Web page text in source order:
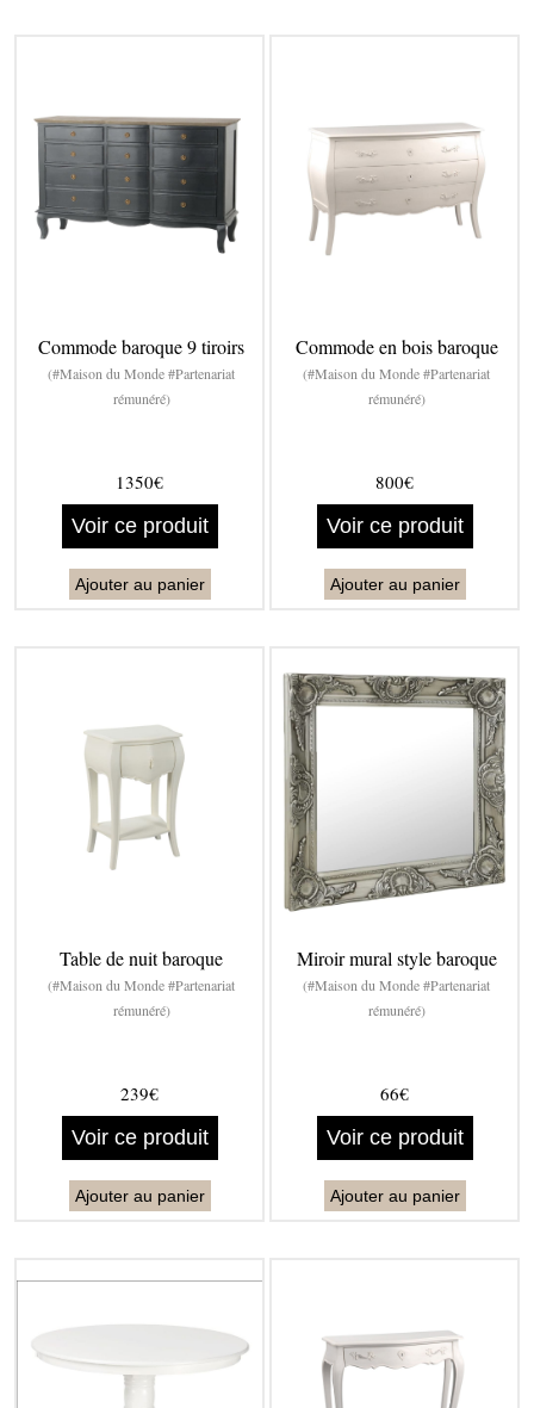
Commode baroque 9 tiroirs
(#Maison du Monde #Partenariat
rémunéré)
1350€
Voir ce produit
Ajouter au panier
Commode en bois baroque
(#Maison du Monde #Partenariat
rémunéré)
800€
Voir ce produit
Ajouter au panier
Table de nuit baroque
(#Maison du Monde #Partenariat
rémunéré)
239€
Voir ce produit
Ajouter au panier
Miroir mural style baroque
(#Maison du Monde #Partenariat
rémunéré)
66€
Voir ce produit
Ajouter au panier